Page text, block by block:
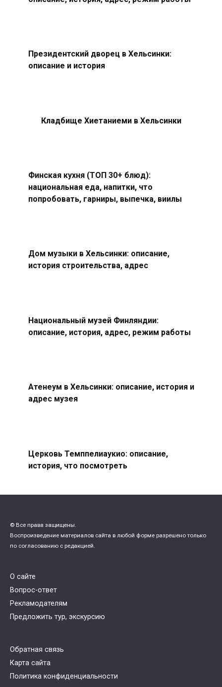
Президентский дворец в Хельсинки:
описание и история
Кладбище Хиетаниеми в Хельсинки
Финская кухня (ТОП 30+ блюд):
национальная еда, напитки, что
попробовать, гарниры, выпечка, виилы
Дом музыки в Хельсинки: описание,
история строительства, адрес
Национальный музей Финляндии:
описание, история, адрес, режим работы
Атенеум в Хельсинки: описание, история и
адрес музея
Церковь Темппелиаукио: описание,
история, что посмотреть
© Все права защищены.
Воспроизведение материалов сайта в любой форме разрешено только
по согласованию с редакцией.
О сайте
Вопрос-ответ
Рекламодателям
Предложить тур, экскурсию
Обратная связь
Карта сайта
Политика конфиденциальности